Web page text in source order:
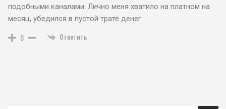
подобными каналами. Лично меня хватило на платном на
месяц, убедился в пустой трате денег.
0 Ответить